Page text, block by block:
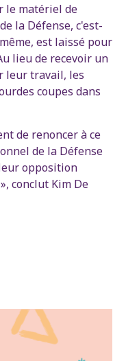
le matériel de
la Défense, c'est-
est laissé pour
lieu de recevoir un
leur travail, les
coupes dans
de renoncer à ce
de la Défense
opposition
conclut Kim De